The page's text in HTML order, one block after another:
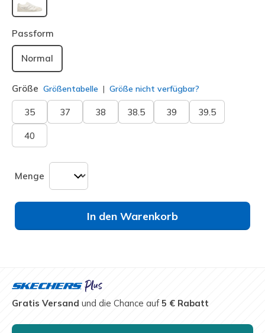
ausgewählt
Passform
Normal
Größe Größentabelle Größe nicht verfügbar?
35 37 38 38.5 39 39.5
40
Menge
In den Warenkorb
Gratis Versand und die Chance auf5 € Rabatt